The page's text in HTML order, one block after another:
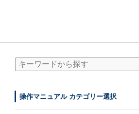
操作マニュアル カテゴリー選択